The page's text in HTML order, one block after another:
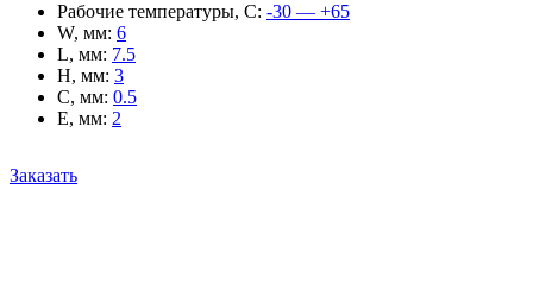
Рабочие температуры, С: -30 — +65
W, мм: 6
L, мм: 7.5
H, мм: 3
C, мм: 0.5
E, мм: 2
Заказать